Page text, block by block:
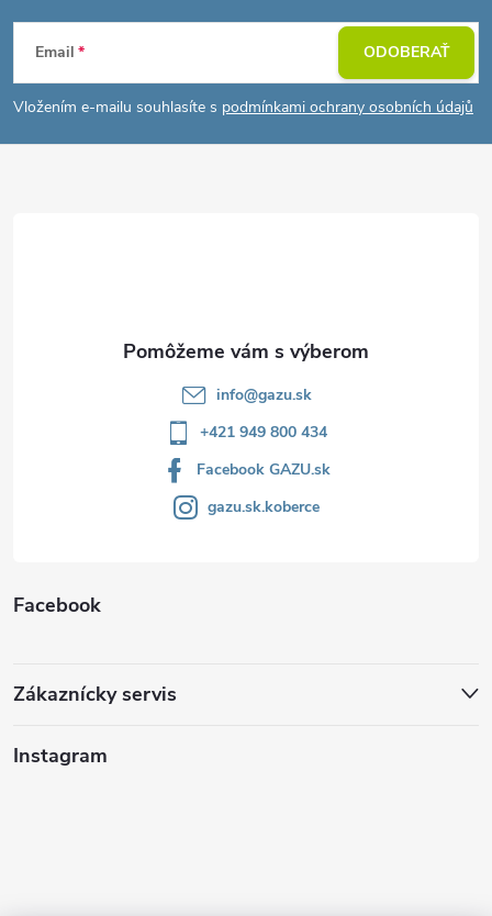
Z
á
p
Email
Vložením e-mailu souhlasíte s podmínkami ochrany osobních údajů
ODOBERAŤ
info@gazu.sk
+421 949 800 434
Facebook GAZU.sk
gazu.sk.koberce
Facebook
Zákaznícky servis
Instagram